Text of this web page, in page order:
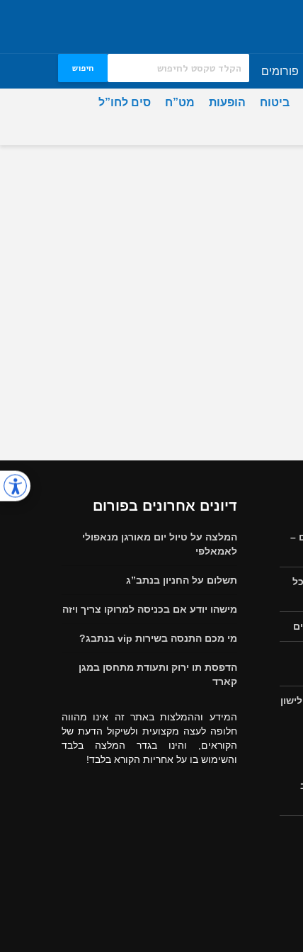
פורומים חיפוש
ביטוח הופעות מט”ח סים לחו”ל
–
דיונים אחרונים בפורום
המלצה על טיול יום מאורגן מנאפולי
לאמאלפי
תשלום על החניון בנתב”ג
מישהו יודע אם בכניסה למרוקו צריך ויזה
מי מכם התנסה בשירות vip בנתבג?
הדפסת תו ירוק ותעודת מתחסן במגן
קארד
המידע וההמלצות באתר זה אינו מהווה
חלופה לעצה מקצועית ולשיקול הדעת של
הקוראים, והינו בגדר המלצה בלבד
והשימוש בו על אחריות הקורא בלבד!